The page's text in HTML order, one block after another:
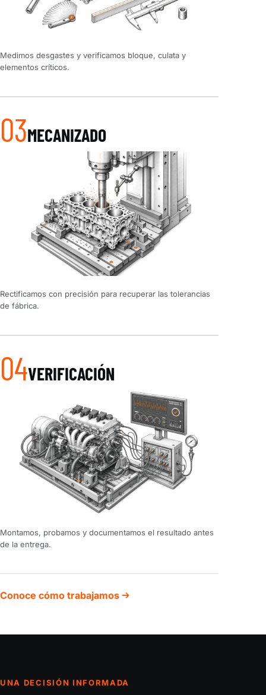
Medimos desgastes y verificamos bloque, culata y
elementos críticos.
03MECANIZADO
Rectificamos con precisión para recuperar las tolerancias
de fábrica.
04VERIFICACIÓN
Montamos, probamos y documentamos el resultado antes
de la entrega.
Conoce cómo trabajamos
UNA DECISIÓN INFORMADA